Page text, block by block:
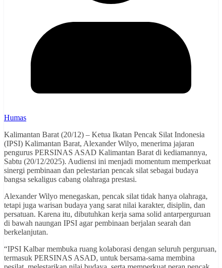
Humas
Kalimantan Barat (20/12) – Ketua Ikatan Pencak Silat Indonesia
(IPSI) Kalimantan Barat, Alexander Wilyo, menerima jajaran
pengurus PERSINAS ASAD Kalimantan Barat di kediamannya,
Sabtu (20/12/2025). Audiensi ini menjadi momentum memperkuat
sinergi pembinaan dan pelestarian pencak silat sebagai budaya
bangsa sekaligus cabang olahraga prestasi.
Alexander Wilyo menegaskan, pencak silat tidak hanya olahraga,
tetapi juga warisan budaya yang sarat nilai karakter, disiplin, dan
persatuan. Karena itu, dibutuhkan kerja sama solid antarperguruan
di bawah naungan IPSI agar pembinaan berjalan searah dan
berkelanjutan.
“IPSI Kalbar membuka ruang kolaborasi dengan seluruh perguruan,
termasuk PERSINAS ASAD, untuk bersama-sama membina